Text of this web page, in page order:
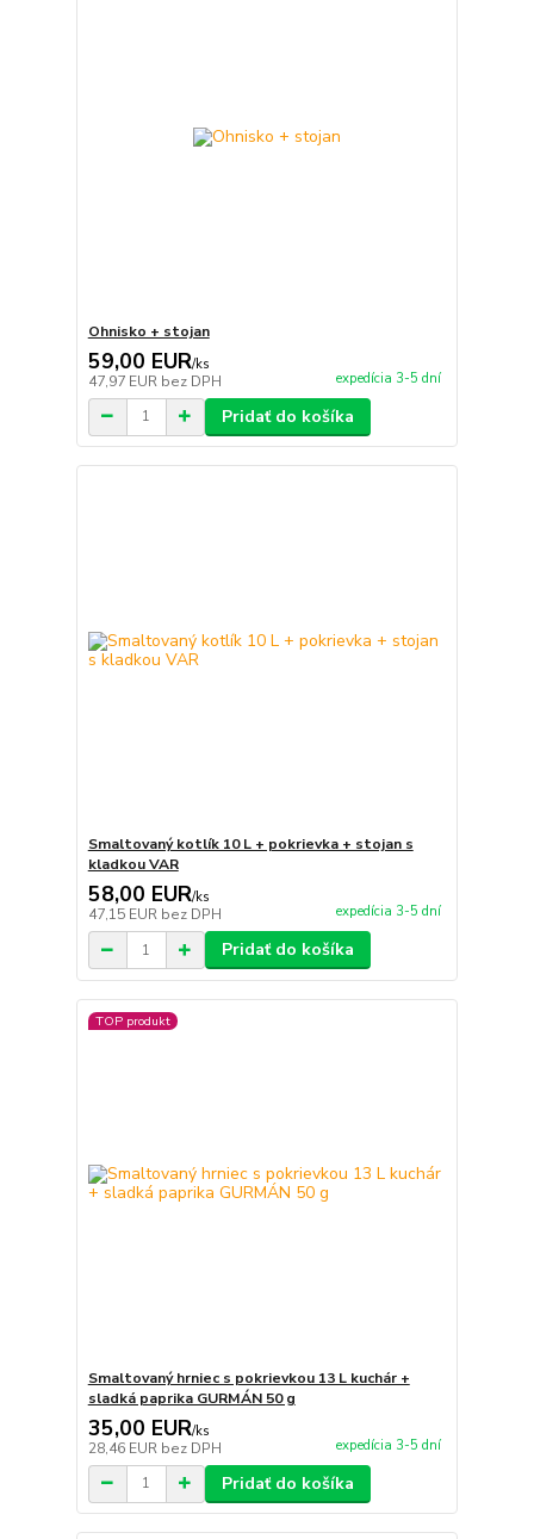
Ohnisko + stojan
59,00 EUR/ks
47,97 EUR bez DPH expedícia 3-5 dní
Pridať do košíka
Smaltovaný kotlík 10 L + pokrievka + stojan s
kladkou VAR
58,00 EUR/ks
47,15 EUR bez DPH expedícia 3-5 dní
Pridať do košíka
TOP produkt
Smaltovaný hrniec s pokrievkou 13 L kuchár +
sladká paprika GURMÁN 50 g
35,00 EUR/ks
28,46 EUR bez DPH expedícia 3-5 dní
Pridať do košíka